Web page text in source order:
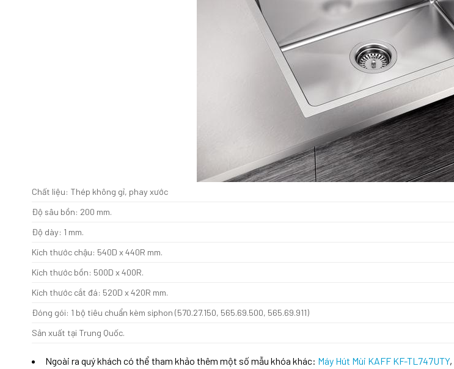
Chất liệu: Thép không gỉ, phay xước
Độ sâu bồn: 200 mm.
Độ dày: 1 mm.
Kích thước chậu: 540D x 440R mm.
Kích thước bồn: 500D x 400R.
Kích thước cắt đá: 520D x 420R mm.
Đóng gói: 1 bộ tiêu chuẩn kèm siphon (570.27.150, 565.69.500, 565.69.911)
Sản xuất tại Trung Quốc.
Ngoài ra quý khách có thể tham khảo thêm một số mẫu khóa khác: Máy Hút Mùi KAFF KF-TL747UTY,